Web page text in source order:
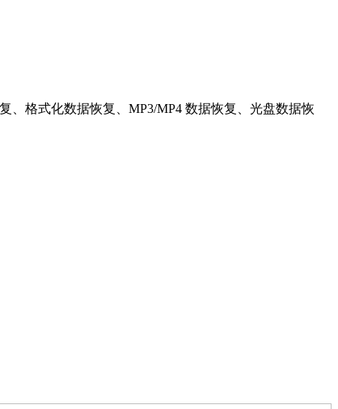
格式化数据恢复、MP3/MP4 数据恢复、光盘数据恢